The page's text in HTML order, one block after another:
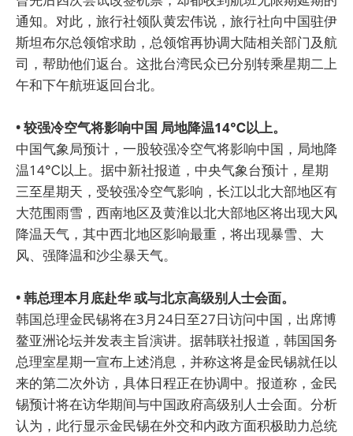
通知。对此，旅行社领队黄宏伟说，旅行社向中国驻伊
斯坦布尔总领馆求助，总领馆再协调大陆相关部门及航
司，帮助他们返台。这批台湾民众已分别转乘星期二上
午和下午航班返回台北。
• 较强冷空气将影响中国 局地降温14℃以上。
中国气象局预计，一股较强冷空气将影响中国，局地降
温14℃以上。据中新社报道，中央气象台预计，星期
三至星期天，受较强冷空气影响，长江以北大部地区有
大范围雨雪，西南地区及黄淮以北大部地区将出现大风
降温天气，其中西北地区影响最重，将出现暴雪、大
风、强降温和沙尘暴天气。
• 韩总理本月底赴华 或与北京高级别人士会面。
韩国总理金民锡将在3月24日至27日访问中国，出席博
鳌亚洲论坛并发表主旨演讲。据韩联社报道，韩国国务
总理室星期一宣布上述消息，并称这将是金民锡就任以
来的第二次外访，具体日程正在协调中。报道称，金民
锡预计将在访华期间与中国政府高级别人士会面。分析
认为，此行显示金民锡在外交和内政方面积极助力总统